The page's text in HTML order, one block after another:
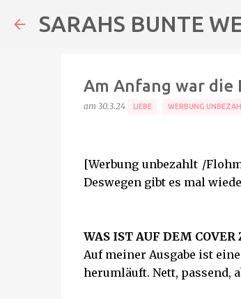
SARAHS BUNTE
Am Anfang war die
am 30.3.24 LIEBE WERBUNG
[Werbung unbezahlt /
Deswegen gibt es mal
WAS IST AUF DEM COVER
Auf meiner Ausgabe ist
herumläuft. Nett, passend,